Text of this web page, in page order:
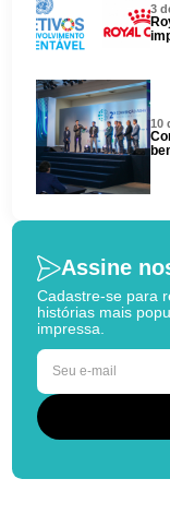
3
10
Assine
Cadastre-se para
histórias mais
impressa.